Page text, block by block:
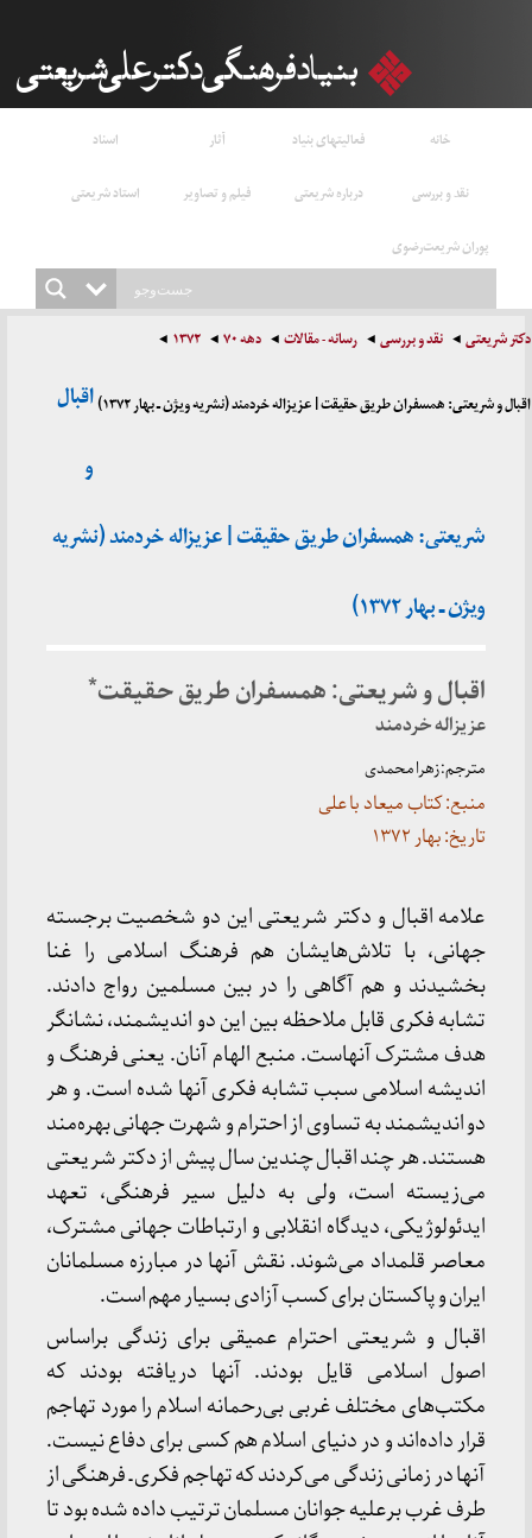
خانه فعالیتهای بنیاد آثار
اسناد
نقد و بررسی
درباره شریعتی فیلم و تصاویر
استاد شریعتی
پوران شریعت‌رضوی
دکتر شریعتی نقد و بررسی رسانه - مقالات دهه ۷۰ ۱۳۷۲
اقبال و شریعتی: همسفران طریق حقیقت | عزیزاله خردمند (نشریه ویژن ـ بهار ۱۳۷۲)
اقبال
و
شریعتی: همسفران طریق حقیقت | عزیزاله خردمند (نشریه
ویژن ـ بهار ۱۳۷۲)
اقبال و شریعتی: همسفران طریق حقیقت*
عزیزاله خردمند
مترجم: زهرا محمدی
منبع: کتاب میعاد با علی
تاریخ: بهار ۱۳۷۲
علامه اقبال و دکتر شریعتی این دو شخصیت برجسته
جهانی، با تلاش‌هایشان هم فرهنگ اسلامی را غنا
بخشیدند و هم آگاهی را در بین مسلمین رواج دادند.
تشابه فکری قابل ملاحظه بین این دو اندیشمند، نشانگر
هدف مشترک آنهاست. منبع الهام آنان. یعنی فرهنگ و
اندیشه اسلامی سبب تشابه فکری آنها شده است. و هر
دو اندیشمند به تساوی از احترام و شهرت جهانی بهره‌مند
هستند. هر چند اقبال چندین سال پیش از دکتر شریعتی
می‌زیسته‌ است، ولی به دلیل سیر فرهنگی، تعهد
ایدئولوژیکی، دیدگاه انقلابی و ارتباطات جهانی مشترک،
معاصر قلمداد می‌شوند. نقش آنها در مبارزه مسلمانان
ایران و پاکستان برای کسب آزادی بسیار مهم است.
اقبال و شریعتی احترام عمیقی برای زندگی براساس
اصول اسلامی قایل بودند. آنها دریافته بودند که
مکتب‌های مختلف غربی بی‌رحمانه اسلام را مورد تهاجم
قرار داده‌اند و در دنیای اسلام هم کسی برای دفاع نیست.
آنها در زمانی زندگی می‌کردند که تهاجم فکری ـ فرهنگی از
طرف غرب برعلیه جوانان مسلمان ترتیب داده شده بود تا